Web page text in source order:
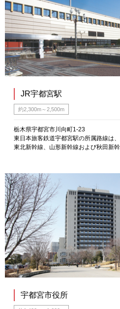
JR宇都宮駅
約2,300m～2,500m
栃木県宇都宮市川向町1-23
東日本旅客鉄道宇都宮駅の所属路線は、
東北新幹線、山形新幹線および秋田新
宇都宮市役所